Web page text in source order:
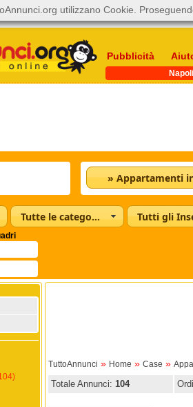
Pubblicità
Napoli
Tutte le categorie Tutti gli
TuttoAnnunci » Home » Case »
Totale Annunci: 104
utilizzano Cookie.